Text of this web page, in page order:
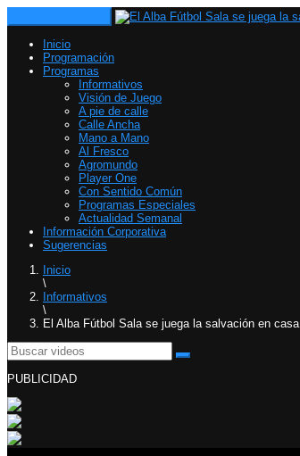
Inicio
Programación
Programas
Informativos
Visión de Juego
A pie de calle
Calle Ancha
Mano a Mano
Al Fresco
Agromundo
Player One
Con Sentido Común
Programas Especiales
Actualidad Semanal
Información Corporativa
Sugerencias
Inicio
\
Informativos
\
El Alba Fútbol Sala se juega la salvación en casa
PUBLICIDAD